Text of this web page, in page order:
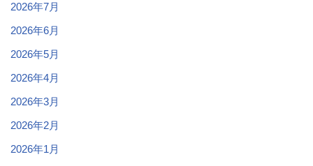
2026年7月
2026年6月
2026年5月
2026年4月
2026年3月
2026年2月
2026年1月